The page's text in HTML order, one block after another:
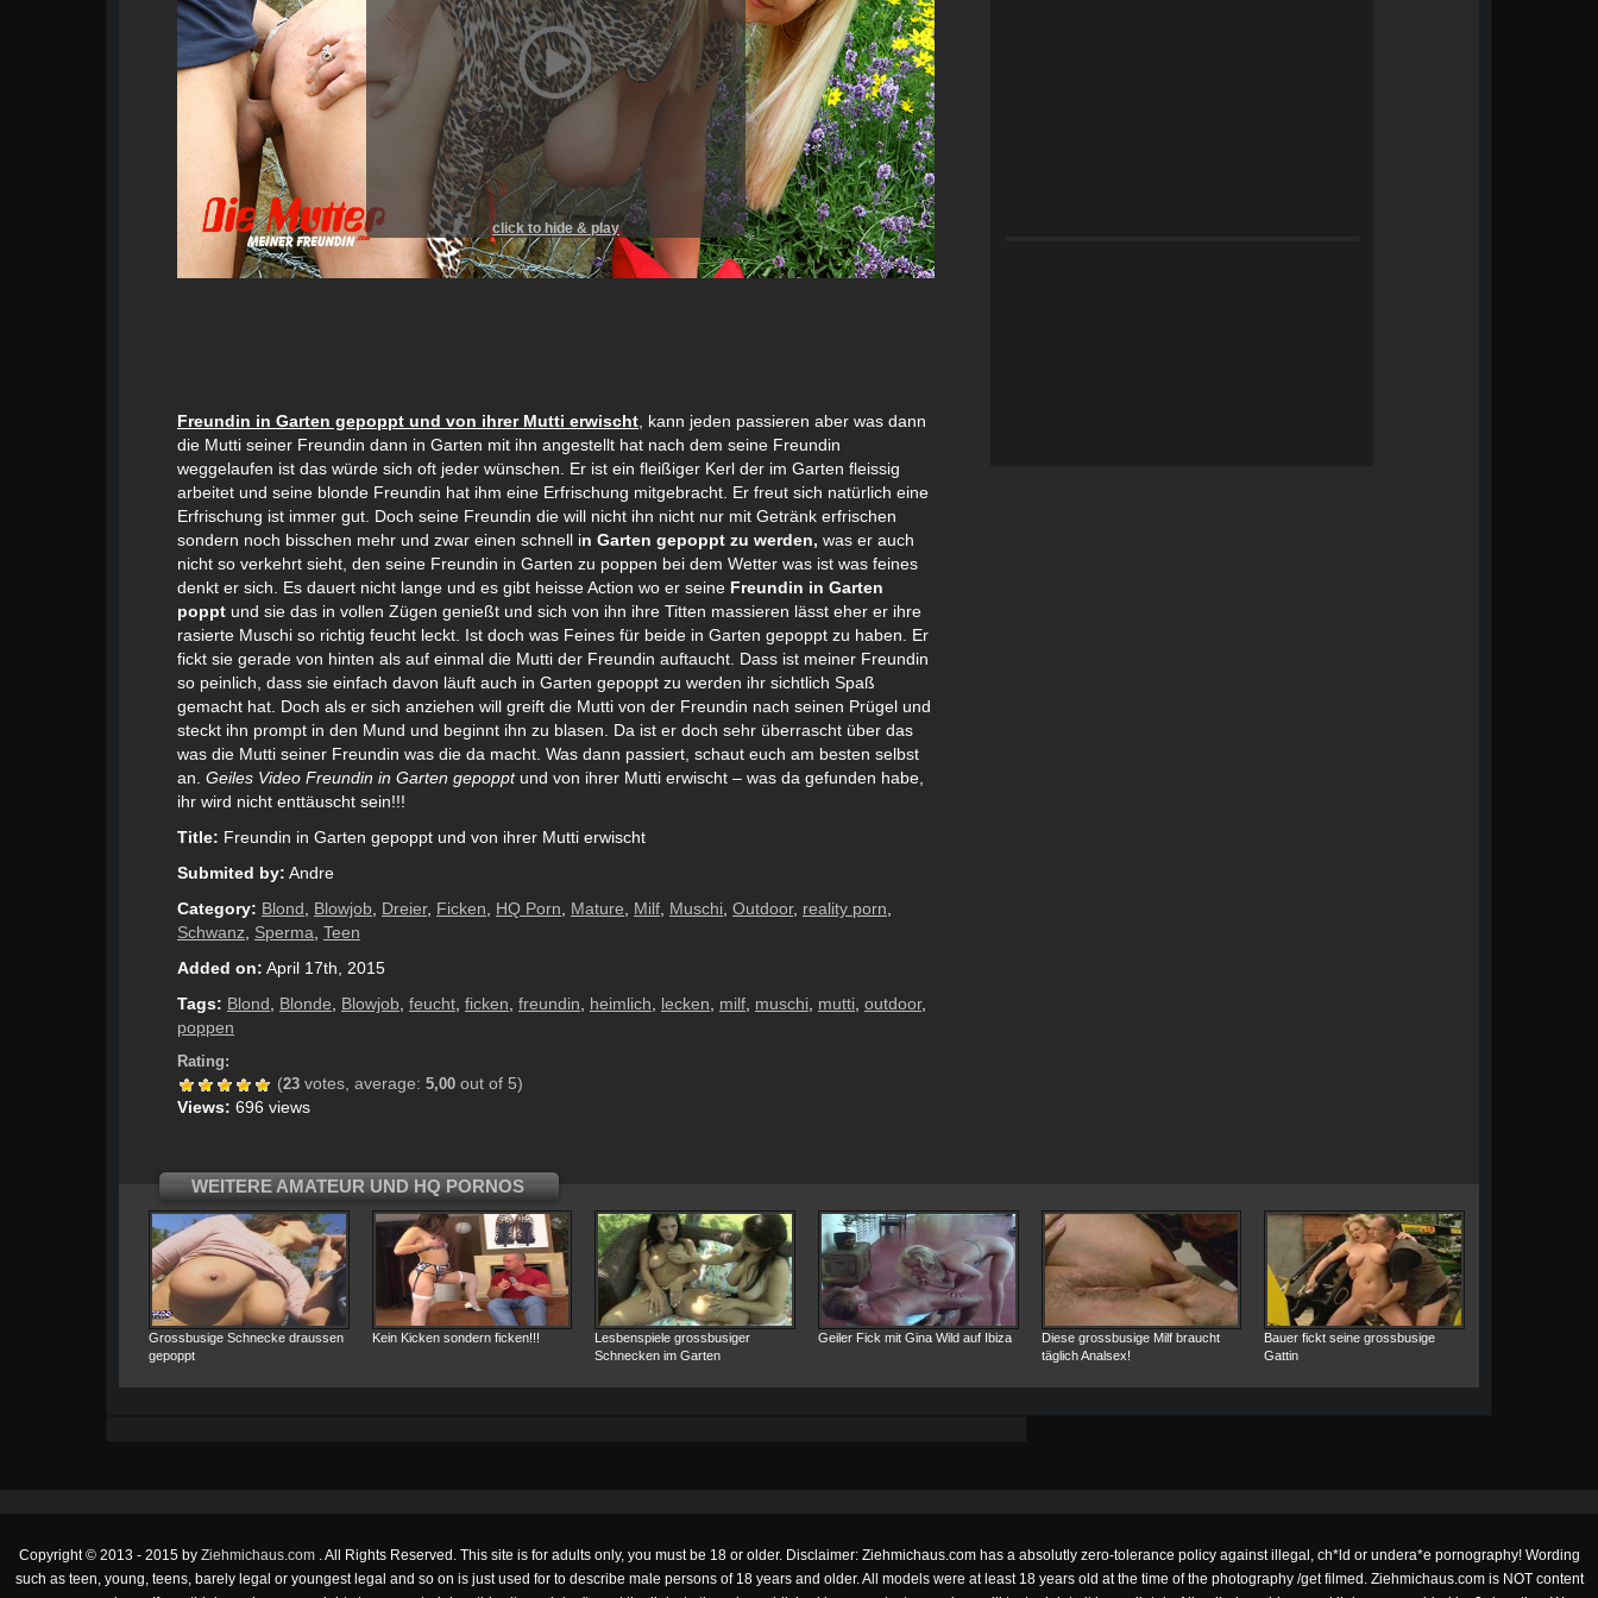
click to hide & play
Freundin in Garten gepoppt und von ihrer Mutti erwischt, kann jeden passieren aber was dann
die Mutti seiner Freundin dann in Garten mit ihn angestellt hat nach dem seine Freundin
weggelaufen ist das würde sich oft jeder wünschen. Er ist ein fleißiger Kerl der im Garten fleissig
arbeitet und seine blonde Freundin hat ihm eine Erfrischung mitgebracht. Er freut sich natürlich eine
Erfrischung ist immer gut. Doch seine Freundin die will nicht ihn nicht nur mit Getränk erfrischen
sondern noch bisschen mehr und zwar einen schnell in Garten gepoppt zu werden, was er auch
nicht so verkehrt sieht, den seine Freundin in Garten zu poppen bei dem Wetter was ist was feines
denkt er sich. Es dauert nicht lange und es gibt heisse Action wo er seine Freundin in Garten
poppt und sie das in vollen Zügen genießt und sich von ihn ihre Titten massieren lässt eher er ihre
rasierte Muschi so richtig feucht leckt. Ist doch was Feines für beide in Garten gepoppt zu haben. Er
fickt sie gerade von hinten als auf einmal die Mutti der Freundin auftaucht. Dass ist meiner Freundin
so peinlich, dass sie einfach davon läuft auch in Garten gepoppt zu werden ihr sichtlich Spaß
gemacht hat. Doch als er sich anziehen will greift die Mutti von der Freundin nach seinen Prügel und
steckt ihn prompt in den Mund und beginnt ihn zu blasen. Da ist er doch sehr überrascht über das
was die Mutti seiner Freundin was die da macht. Was dann passiert, schaut euch am besten selbst
an. Geiles Video Freundin in Garten gepopptund von ihrer Mutti erwischt – was da gefunden habe,
ihr wird nicht enttäuscht sein!!!
Title: Freundin in Garten gepoppt und von ihrer Mutti erwischt
Submited by: Andre
Category: Blond, Blowjob, Dreier, Ficken, HQ Porn, Mature, Milf, Muschi, Outdoor, reality porn,
Schwanz, Sperma, Teen
Added on: April 17th, 2015
Tags: Blond, Blonde, Blowjob, feucht, ficken, freundin, heimlich, lecken, milf, muschi, mutti, outdoor,
poppen
Rating:
(23 votes, average: 5,00 out of 5)
Views: 696 views
WEITERE AMATEUR UND HQ PORNOS
Grossbusige Schnecke draussen
gepoppt
Kein Kicken sondern ficken!!!
Lesbenspiele grossbusiger
Schnecken im Garten
Geiler Fick mit Gina Wild auf Ibiza
Diese grossbusige Milf braucht
täglich Analsex!
Bauer fickt seine grossbusige
Gattin
Copyright © 2013 - 2015 by Ziehmichaus.com . All Rights Reserved. This site is for adults only, you must be 18 or older. Disclaimer: Ziehmichaus.com has a absolutly zero-tolerance policy against illegal, ch*ld or undera*e pornography! Wording
such as teen, young, teens, barely legal or youngest legal and so on is just used for to describe male persons of 18 years and older. All models were at least 18 years old at the time of the photography /get filmed. Ziehmichaus.com is NOT content